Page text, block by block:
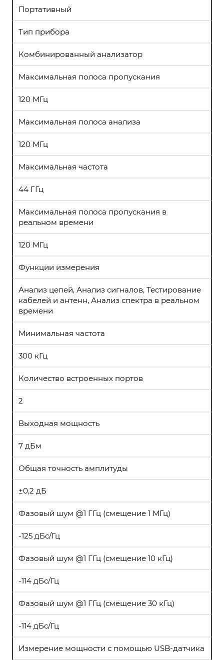
Портативный
Тип прибора
Комбинированный анализатор
Максимальная полоса пропускания
120 МГц
Максимальная полоса анализа
120 МГц
Максимальная частота
44 ГГц
Максимальная полоса пропускания в
реальном времени
120 МГц
Функции измерения
Анализ цепей, Анализ сигналов, Тестирование
кабелей и антенн, Анализ спектра в реальном
времени
Минимальная частота
300 кГц
Количество встроенных портов
2
Выходная мощность
7 дБм
Общая точность амплитуды
±0,2 дБ
Фазовый шум @1 ГГц (смещение 1 МГц)
-125 дБс/Гц
Фазовый шум @1 ГГц (смещение 10 кГц)
-114 дБс/Гц
Фазовый шум @1 ГГц (смещение 30 кГц)
-114 дБс/Гц
Измерение мощности с помощью USB-датчика